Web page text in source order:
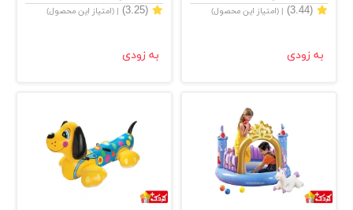
(3.44)
| (امتیاز این محصول)
به زودی
(3.25)
| (امتیاز این محصول)
به زودی